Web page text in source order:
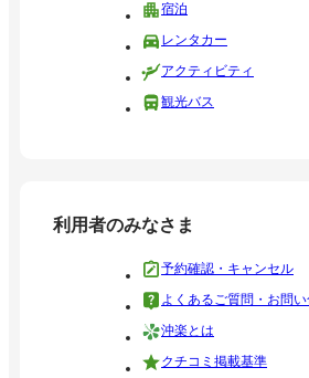
宿泊
レンタカー
アクティビティ
観光バス
利用者のみなさま
予約確認・キャンセル
よくあるご質問・お問
沖楽とは
クチコミ掲載基準